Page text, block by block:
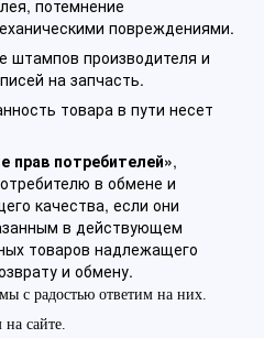
потемнение
повреждениями.
производителя и
на запчасть.
товара в пути несет
прав потребителей»,
в обмене и
качества, если они
в действующем
товаров надлежащего
и обмену.
с радостью ответим на них.
сайте.